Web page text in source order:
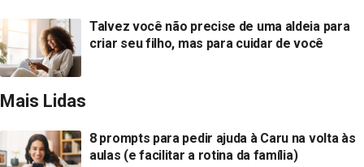
Talvez você não precise de uma aldeia para
criar seu filho, mas para cuidar de você
Mais Lidas
8 prompts para pedir ajuda à Caru na volta às
aulas (e facilitar a rotina da família)